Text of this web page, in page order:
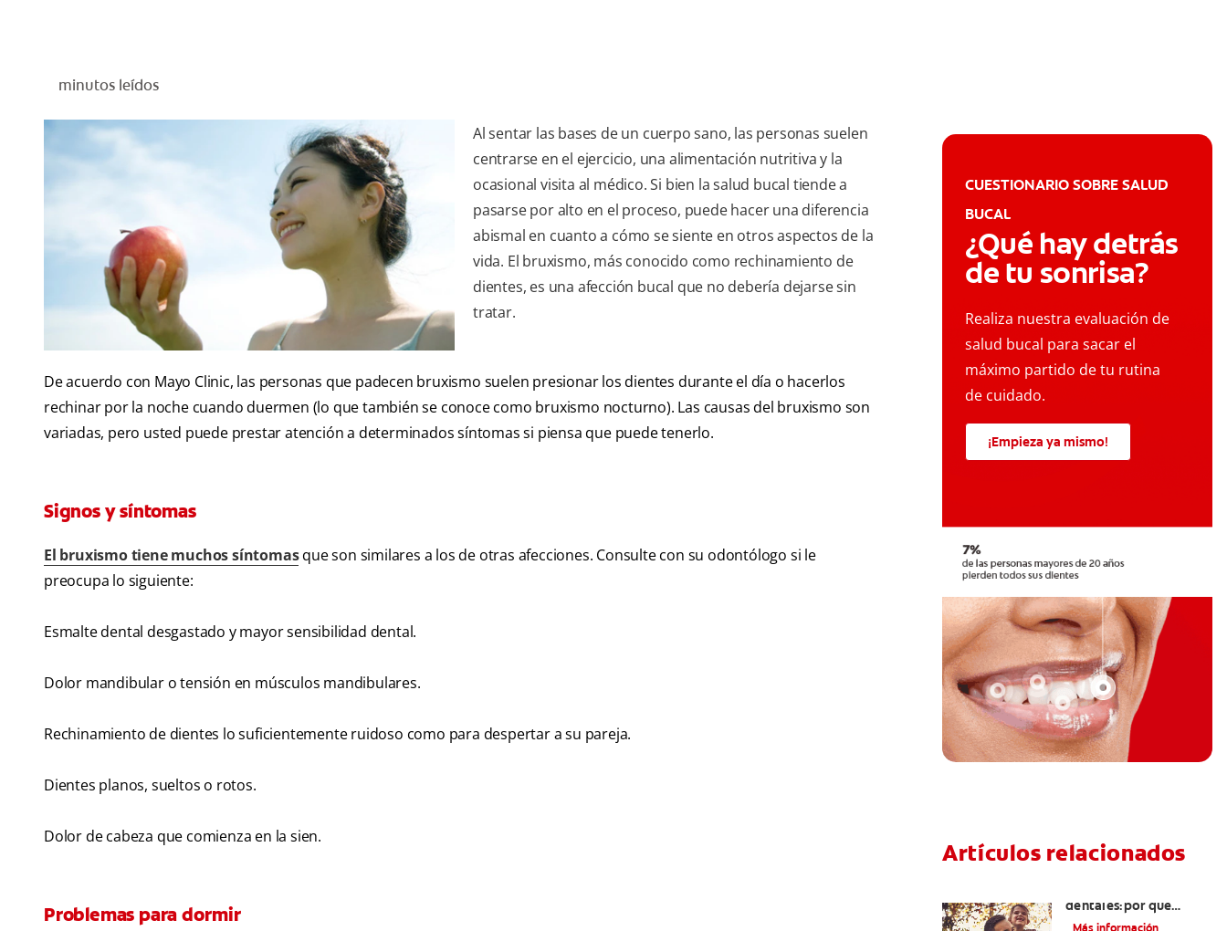
minutos leídos
Al sentar las bases de un cuerpo sano, las personas suelen
centrarse en el ejercicio, una alimentación nutritiva y la
ocasional visita al médico. Si bien la salud bucal tiende a
pasarse por alto en el proceso, puede hacer una diferencia
abismal en cuanto a cómo se siente en otros aspectos de la
vida. El bruxismo, más conocido como rechinamiento de
dientes, es una afección bucal que no debería dejarse sin
tratar.
De acuerdo con Mayo Clinic, las personas que padecen bruxismo suelen presionar los dientes durante el día o hacerlos
rechinar por la noche cuando duermen (lo que también se conoce como bruxismo nocturno). Las causas del bruxismo son
variadas, pero usted puede prestar atención a determinados síntomas si piensa que puede tenerlo.
Signos y síntomas
El bruxismo tiene muchos síntomasque son similares a los de otras afecciones. Consulte con su odontólogo si le
preocupa lo siguiente:
Esmalte dental desgastado y mayor sensibilidad dental.
Dolor mandibular o tensión en músculos mandibulares.
Rechinamiento de dientes lo suficientemente ruidoso como para despertar a su pareja.
Dientes planos, sueltos o rotos.
Dolor de cabeza que comienza en la sien.
Problemas para dormir
CUESTIONARIO SOBRE SALUD
BUCAL
¿Qué hay detrás
de tu sonrisa?
Realiza nuestra evaluación de
salud bucal para sacar el
máximo partido de tu rutina
de cuidado.
¡Empieza ya mismo!
Artículos relacionados
dentales:por qué
usarlos y cómo